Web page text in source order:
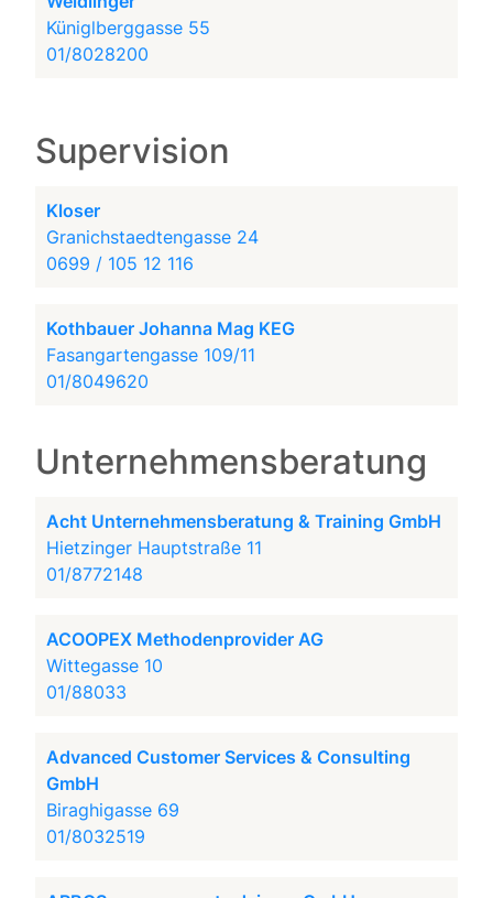
Küniglberggasse 55
01/8028200
Supervision
Kloser
Granichstaedtengasse 24
0699 / 105 12 116
Kothbauer Johanna Mag KEG
Fasangartengasse 109/11
01/8049620
Unternehmensberatung
Acht Unternehmensberatung & Training GmbH
Hietzinger Hauptstraße 11
01/8772148
ACOOPEX Methodenprovider AG
Wittegasse 10
01/88033
Advanced Customer Services & Consulting
GmbH
Biraghigasse 69
01/8032519